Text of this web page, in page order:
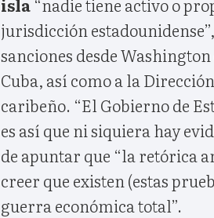
jurisdicción
sanciones desde
Cuba, así como a la
caribeño. “El Gobierno de
es así que ni siquiera hay
de apuntar que “la retórica
creer que existen (estas
guerra económica total”.